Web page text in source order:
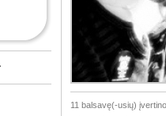
11 balsavę(-usių)